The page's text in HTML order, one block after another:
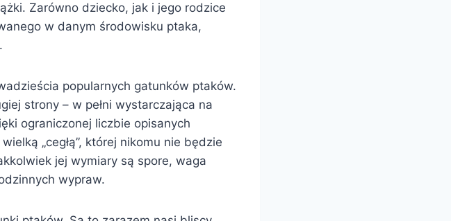
Zarówno dziecko, jak i jego rodzice
w danym środowisku ptaka,
popularnych gatunków ptaków.
strony – w pełni wystarczająca na
ograniczonej liczbie opisanych
„cegłą”, której nikomu nie będzie
jej wymiary są spore, waga
wypraw.